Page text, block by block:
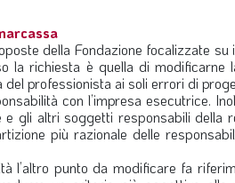
della Fondazione focalizzate
la richiesta è quella di
professionista ai soli errori di
con l’impresa esecutrice.
e gli altri soggetti responsabili della
più razionale delle
l’altro punto da modificare fa